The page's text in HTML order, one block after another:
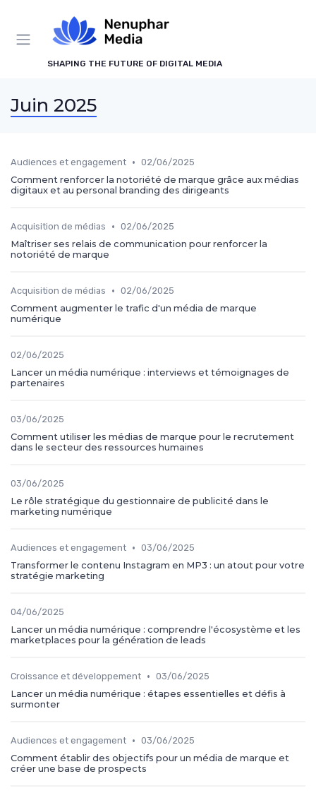
SHAPING THE FUTURE OF DIGITAL MEDIA
Juin 2025
Audiences et engagement • 02/06/2025
Comment renforcer la notoriété de marque grâce aux médias
digitaux et au personal branding des dirigeants
Acquisition de médias • 02/06/2025
Maîtriser ses relais de communication pour renforcer la
notoriété de marque
Acquisition de médias • 02/06/2025
Comment augmenter le trafic d'un média de marque
numérique
02/06/2025
Lancer un média numérique : interviews et témoignages de
partenaires
03/06/2025
Comment utiliser les médias de marque pour le recrutement
dans le secteur des ressources humaines
03/06/2025
Le rôle stratégique du gestionnaire de publicité dans le
marketing numérique
Audiences et engagement • 03/06/2025
Transformer le contenu Instagram en MP3 : un atout pour votre
stratégie marketing
04/06/2025
Lancer un média numérique : comprendre l'écosystème et les
marketplaces pour la génération de leads
Croissance et développement • 03/06/2025
Lancer un média numérique : étapes essentielles et défis à
surmonter
Audiences et engagement • 03/06/2025
Comment établir des objectifs pour un média de marque et
créer une base de prospects